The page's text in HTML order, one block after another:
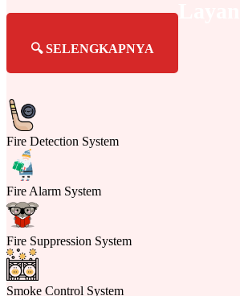
🔍 SELENGKAPNYA
Fire Detection System
Fire Alarm System
Fire Suppression System
Smoke Control System